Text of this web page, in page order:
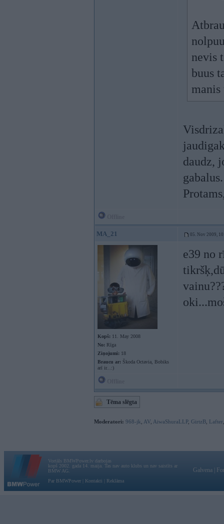
nevis
buus
daudz,
gabalus.
MA_21 05. Nov 2009,
Kopš: 11. May 2008
No: Rīga
Ziņojumi: 18
Braucu ar: Škoda Octavia, Bobiks
arī ir...:)
e39 no
Tēma slēgta
Moderatori: 968-jk AV AiwaShuraLLP, GirtzB Lafter
Vortāls BMWPower.lv darbojas
kopš 2002. gada 14. maija. Tas nav auto klubs un nav saistīts ar
BMW AG.
Par BMWPower
Kontakti Reklāma
Galvena